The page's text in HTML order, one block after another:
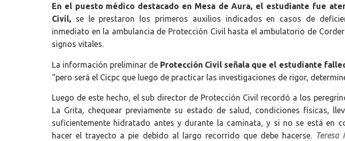
En el puesto médico destacado en Mesa de Aura, el estudiante fue
Civil, se le prestaron los primeros auxilios indicados en casos de
inmediato en la ambulancia de Protección Civil hasta el ambulatorio de
signos vitales.
La información preliminar de Protección Civil señala que el estudiante
“pero será el Cicpc que luego de practicar las investigaciones de rigor,
Luego de este hecho, el sub director de Protección Civil recordó a los
La Grita, chequear previamente su estado de salud, condiciones físicas,
suficientemente hidratado antes y durante la caminata, y si no se está en
hacer el trayecto a pie debido al largo recorrido que debe hacerse. Teresa